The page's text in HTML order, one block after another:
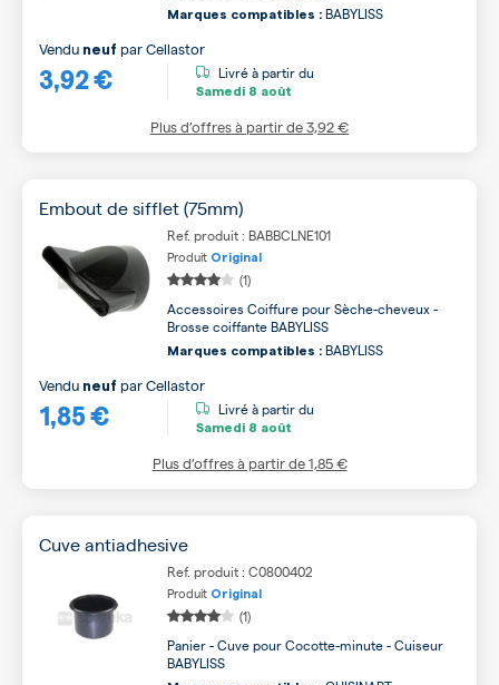
Marques compatibles : BABYLISS
3,92 €
Vendu neuf parCellastor
Livré à partir du
Samedi 8 août
Plus d’offres à partir de3,92 €
Embout de sifflet (75mm)
Ref. produit : BABBCLNE101
Produit Original
(1)
Accessoires Coiffure pour Sèche-cheveux -
Brosse coiffante BABYLISS
Marques compatibles : BABYLISS
1,85 €
Vendu neuf parCellastor
Livré à partir du
Samedi 8 août
Plus d’offres à partir de1,85 €
Cuve antiadhesive
Ref. produit : C0800402
Produit Original
(1)
Panier - Cuve pour Cocotte-minute - Cuiseur
BABYLISS